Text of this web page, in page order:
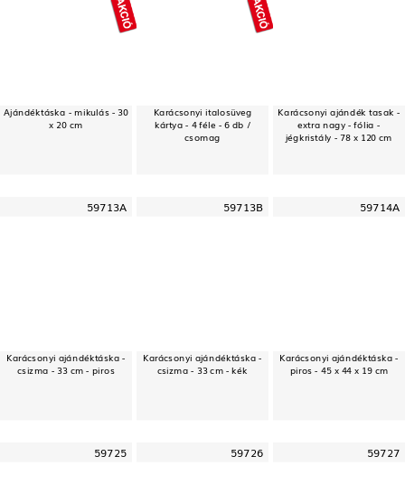
Ajándéktáska - mikulás - 30
x 20 cm
Karácsonyi italosüveg
kártya - 4 féle - 6 db /
csomag
Karácsonyi ajándék tasak -
extra nagy - fólia -
jégkristály - 78 x 120 cm
59713A
Karácsonyi ajándéktáska -
csizma - 33 cm - piros
59713B
Karácsonyi ajándéktáska -
csizma - 33 cm - kék
59714A
Karácsonyi ajándéktáska -
piros - 45 x 44 x 19 cm
59725 59726 59727